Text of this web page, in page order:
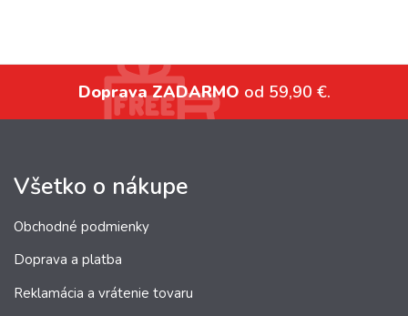
Doprava ZADARMO od 59,90 €.
Všetko o nákupe
Obchodné podmienky
Doprava a platba
Reklamácia a vrátenie tovaru